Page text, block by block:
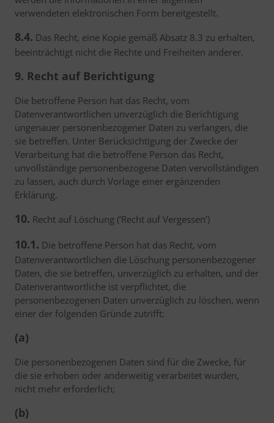
verwendeten elektronischen Form bereitgestellt.
8.4. Das Recht, eine Kopie gemäß Absatz 8.3 zu erhalten,
beeinträchtigt nicht die Rechte und Freiheiten anderer.
9. Recht auf Berichtigung
Die betroffene Person hat das Recht, vom
Datenverantwortlichen unverzüglich die Berichtigung
ungenauer personenbezogener Daten zu verlangen, die
sie betreffen. Unter Berücksichtigung der Zwecke der
Verarbeitung hat die betroffene Person das Recht,
unvollständige personenbezogene Daten vervollständigen
zu lassen, auch durch Vorlage einer ergänzenden
Erklärung.
10. Recht auf Löschung (‘Recht auf Vergessen’)
10.1. Die betroffene Person hat das Recht, vom
Datenverantwortlichen die Löschung personenbezogener
Daten, die sie betreffen, unverzüglich zu erhalten, und der
Datenverantwortliche ist verpflichtet, die
personenbezogenen Daten unverzüglich zu löschen, wenn
einer der folgenden Gründe zutrifft:
(a)
Die personenbezogenen Daten sind für die Zwecke, für
die sie erhoben oder anderweitig verarbeitet wurden,
nicht mehr erforderlich;
(b)